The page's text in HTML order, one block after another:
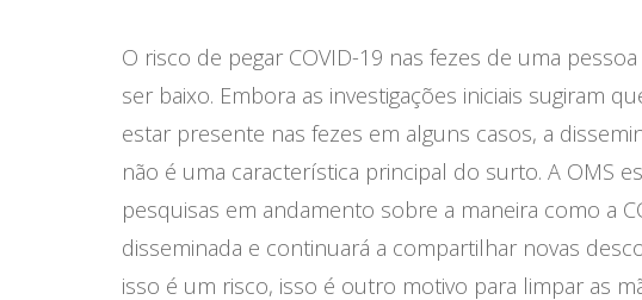
O risco de pegar COVID-19 nas fezes de uma
ser baixo. Embora as investigações iniciais sugiram
estar presente nas fezes em alguns casos, a
não é uma característica principal do surto. A OMS
pesquisas em andamento sobre a maneira como a
disseminada e continuará a compartilhar novas
isso é um risco, isso é outro motivo para limpar as